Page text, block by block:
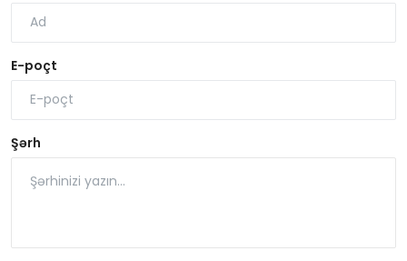
E-poçt
Şərh